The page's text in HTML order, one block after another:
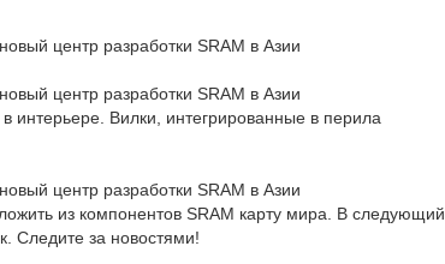
интерьере. Вилки, интегрированные в перила
из компонентов SRAM карту мира. В следующий
Следите за новостями!